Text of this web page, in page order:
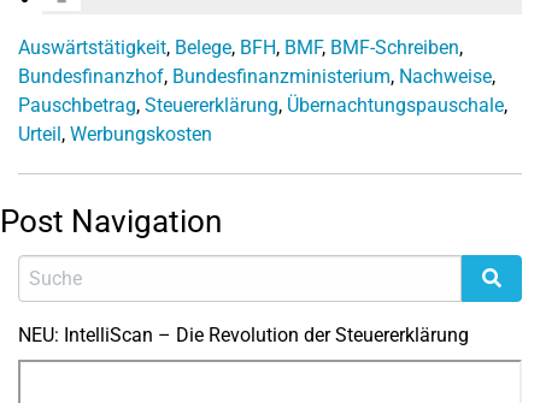
Auswärtstätigkeit, Belege, BFH, BMF, BMF-Schreiben,
Bundesfinanzhof, Bundesfinanzministerium, Nachweise,
Pauschbetrag, Steuererklärung, Übernachtungspauschale,
Urteil, Werbungskosten
Post Navigation
NEU: IntelliScan – Die Revolution der Steuererklärung